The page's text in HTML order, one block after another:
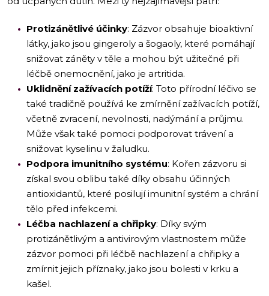
Protizánětlivé účinky: Zázvor obsahuje bioaktivní
látky, jako jsou gingeroly a šogaoly, které pomáhají
snižovat záněty v těle a mohou být užitečné při
léčbě onemocnění, jako je artritida.
Uklidnění zažívacích potíží: Toto přírodní léčivo se
také tradičně používá ke zmírnění zažívacích potíží,
včetně zvracení, nevolnosti, nadýmání a průjmu.
Může však také pomoci podporovat trávení a
snižovat kyselinu v žaludku.
Podpora imunitního systému: Kořen zázvoru si
získal svou oblibu také díky obsahu účinných
antioxidantů, které posilují imunitní systém a chrání
tělo před infekcemi.
Léčba nachlazení a chřipky: Díky svým
protizánětlivým a antivirovým vlastnostem může
zázvor pomoci při léčbě nachlazení a chřipky a
zmírnit jejich příznaky, jako jsou bolesti v krku a
kašel.